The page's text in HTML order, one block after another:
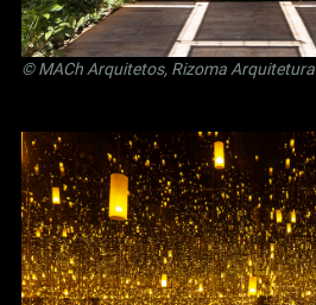
© MACh Arquitetos, Rizoma Arquitetura